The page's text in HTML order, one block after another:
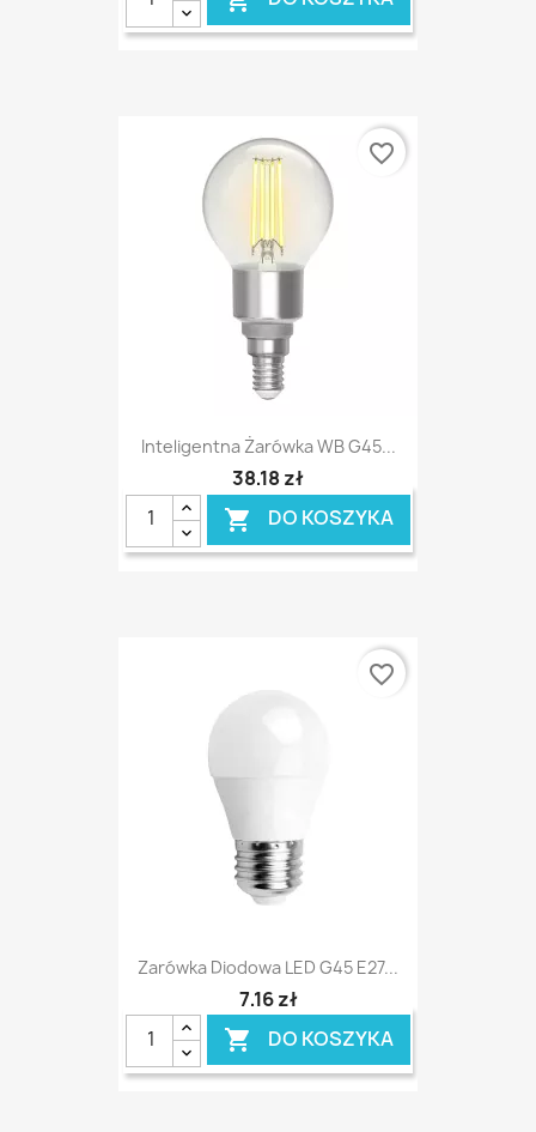
Inteligentna Żarówka WB G45...
38,18 zł
 DO KOSZYKA
favorite_border
Zarówka Diodowa LED G45 E27...
7,16 zł
 DO KOSZYKA
favorite_border